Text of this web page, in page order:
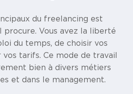
du freelancing est
procure. Vous avez la liberté
du temps, de choisir vos
tarifs. Ce mode de travail
bien à divers métiers
et dans le management.